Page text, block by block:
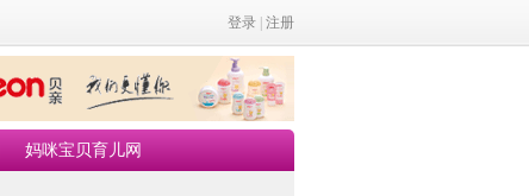
登录 注册
妈咪宝贝育儿网